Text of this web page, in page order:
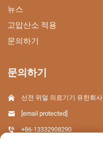
뉴스
고압산소 적용
문의하기
문의하기
선전 위얼 의료기기 유한회사
[email protected]
+86-13332908290